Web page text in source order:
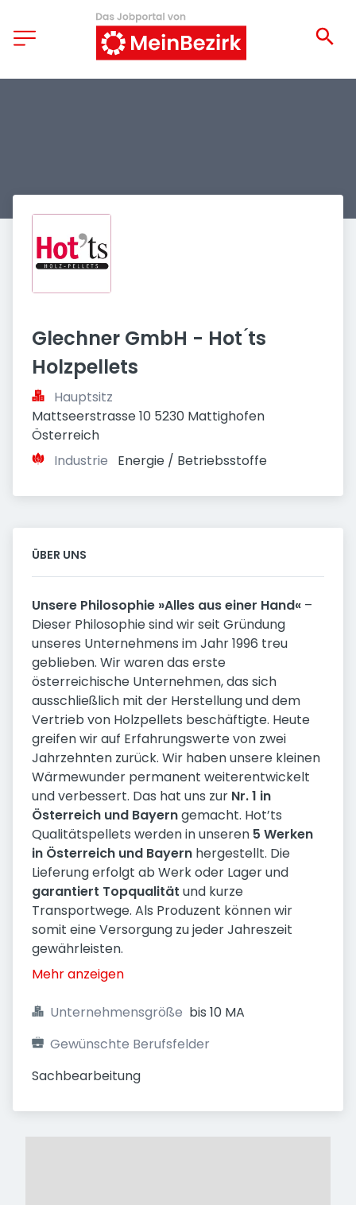
Glechner GmbH - Hot ́ts
Holzpellets
Hauptsitz
Mattseerstrasse 10 5230 Mattighofen
Österreich
Industrie
Energie / Betriebsstoffe
ÜBER UNS
Unsere Philosophie »Alles aus einer Hand« –
Dieser Philosophie sind wir seit Gründung
unseres Unternehmens im Jahr 1996 treu
geblieben. Wir waren das erste
österreichische Unternehmen, das sich
ausschließlich mit der Herstellung und dem
Vertrieb von Holzpellets beschäftigte. Heute
greifen wir auf Erfahrungswerte von zwei
Jahrzehnten zurück. Wir haben unsere kleinen
Wärmewunder permanent weiterentwickelt
und verbessert. Das hat uns zur Nr. 1 in
Österreich und Bayerngemacht. Hot’ts
Qualitätspellets werden in unseren 5 Werken
in Österreich und Bayern hergestellt. Die
Lieferung erfolgt ab Werk oder Lager und
garantiert Topqualität und kurze
Transportwege. Als Produzent können wir
somit eine Versorgung zu jeder Jahreszeit
gewährleisten.
Mehr anzeigen
Unternehmensgröße bis 10 MA
Gewünschte Berufsfelder
Sachbearbeitung